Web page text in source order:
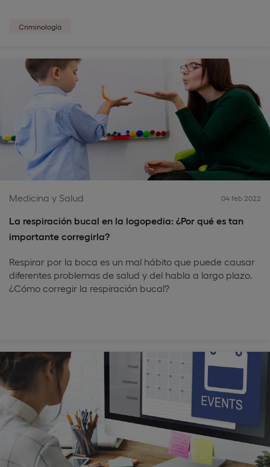
Criminología
Medicina y Salud 04 feb 2022
La respiración bucal en la logopedia: ¿Por qué es tan
importante corregirla?
Respirar por la boca es un mal hábito que puede causar
diferentes problemas de salud y del habla a largo plazo.
¿Cómo corregir la respiración bucal?